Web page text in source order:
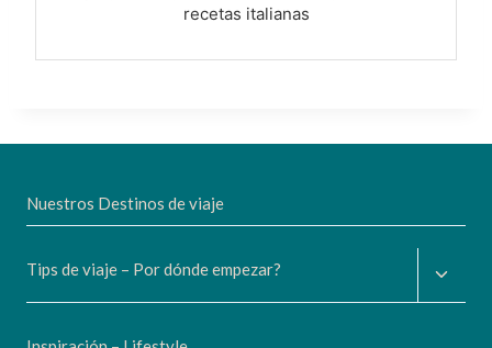
recetas italianas
Nuestros Destinos de viaje
Tips de viaje – Por dónde empezar?